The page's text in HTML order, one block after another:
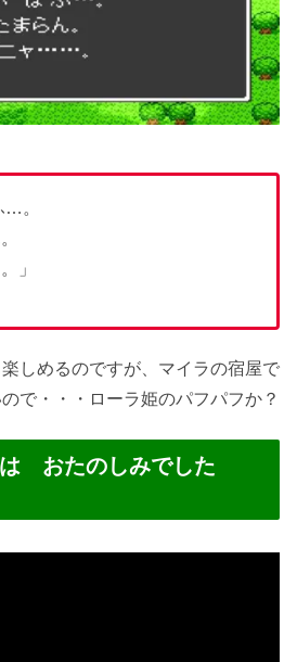
…。
」
しめるのですが、マイラの宿屋で
で・・・ローラ姫のパフパフか？
は おたのしみでした